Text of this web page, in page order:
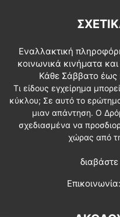
Εναλλακτική
κοινωνικά κινήματα
Κάθε Σάββατο έως
Τι είδους εγχείρημα
κύκλου; Σε αυτό το
μιαν απάντηση. Ο
σχεδιασμένα να
χώρας από
Επικοινωνία: